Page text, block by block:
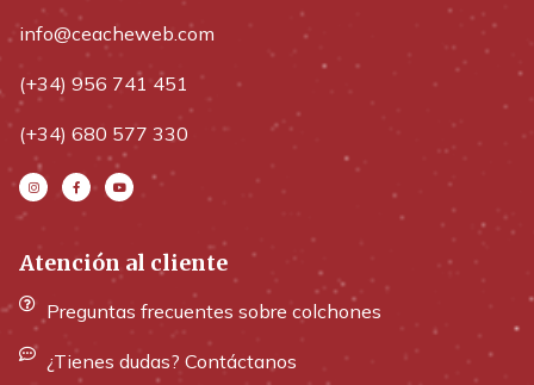
info@ceacheweb.com
(+34) 956 741 451
(+34) 680 577 330
Atención al cliente
Preguntas frecuentes sobre colchones
¿Tienes dudas? Contáctanos